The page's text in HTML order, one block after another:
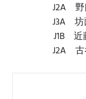
J2A
J3A 坊
J1B 近
J2A